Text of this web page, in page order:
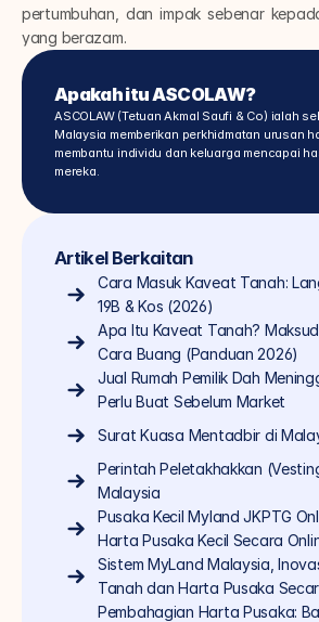
pertumbuhan, dan impak sebenar
yang berazam.
Apakah itu ASCOLAW?
ASCOLAW (Tetuan Akmal Saufi & Co) ialah
Malaysia memberikan perkhidmatan urusan
membantu individu dan keluarga mencapai
mereka.
Artikel Berkaitan
Cara Masuk Kaveat Tanah:
19B & Kos (2026)
Apa Itu Kaveat Tanah?
Cara Buang (Panduan 2026)
Jual Rumah Pemilik Dah
Perlu Buat Sebelum Market
Surat Kuasa Mentadbir di
Perintah Peletakhakkan
Malaysia
Pusaka Kecil Myland JKPTG
Harta Pusaka Kecil Secara
Sistem MyLand Malaysia,
Tanah dan Harta Pusaka
Pembahagian Harta Pusaka: